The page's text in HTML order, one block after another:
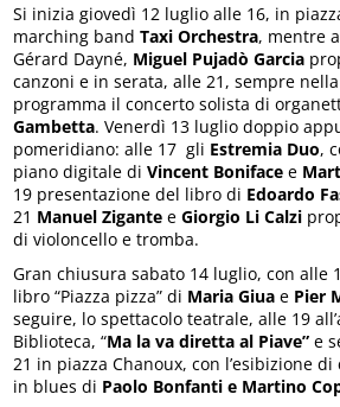
Si inizia giovedì 12 luglio alle 16, in
marching band Taxi Orchestra, mentre
Gérard Dayné, Miguel Pujadò Garcia
canzoni e in serata, alle 21, sempre
programma il concerto solista di
Gambetta. Venerdì 13 luglio doppio
pomeridiano: alle 17 gli Estremia Duo,
piano digitale diVincent Boniface e
19 presentazione del libro di Edoardo
21 Manuel Zigante eGiorgio Li Calzi
di violoncello e tromba.
Gran chiusura sabato 14 luglio, con alle
libro “Piazza pizza” di Maria Giua e Pier
seguire, lo spettacolo teatrale, alle 19
Biblioteca, “Ma la va diretta al Piave”e
21 in piazza Chanoux, con l’esibizione
in blues di Paolo Bonfanti e Martino